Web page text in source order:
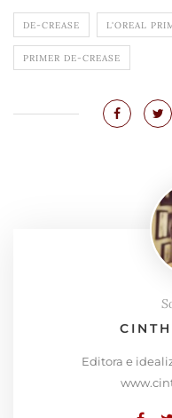
DE-CREASE L'OREAL
PRIMER DE-CREASE
Editora e